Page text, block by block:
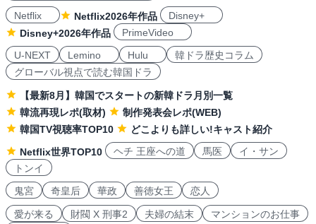
Netflix
Netflix2026年作品
Disney+
Disney+2026年作品
PrimeVideo
U-NEXT
Lemino Hulu
韓ドラ歴史コラム
グローバル視点で読む韓国ドラ
【最新8月】韓国でスタートの新韓ドラ月別一覧
韓流再現レポ(取材)
制作発表会レポ(WEB)
韓国TV視聴率TOP10
どこよりも詳しい!キャスト紹介
Netflix世界TOP10
ヘチ 王座への道 馬医
イ・サン
トンイ
鬼宮
奇皇后 華政 善徳女王 恋人
愛が来る 財閥 X 刑事2 夫婦の結末 マンションのお仕事